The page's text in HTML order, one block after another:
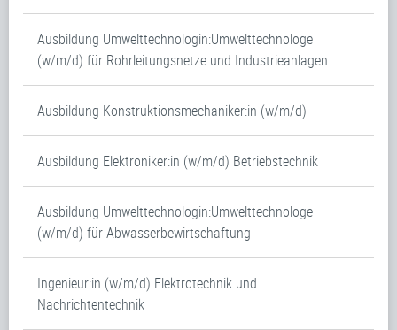
Ausbildung Umwelttechnologin:Umwelttechnologe
(w/m/d) für Rohrleitungsnetze und Industrieanlagen
Ausbildung Konstruktionsmechaniker:in (w/m/d)
Ausbildung Elektroniker:in (w/m/d) Betriebstechnik
Ausbildung Umwelttechnologin:Umwelttechnologe
(w/m/d) für Abwasserbewirtschaftung
Ingenieur:in (w/m/d) Elektrotechnik und
Nachrichtentechnik